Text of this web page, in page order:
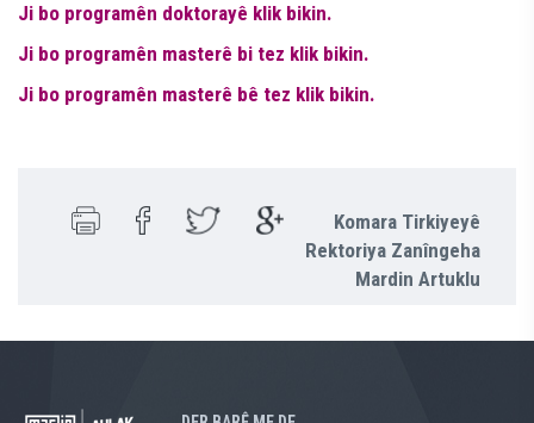
Ji bo programên doktorayê klik bikin.
Ji bo programên masterê bi tez klik bikin.
Ji bo programên masterê bê tez klik bikin.
Komara Tirkiyeyê
Rektoriya Zanîngeha
Mardin Artuklu